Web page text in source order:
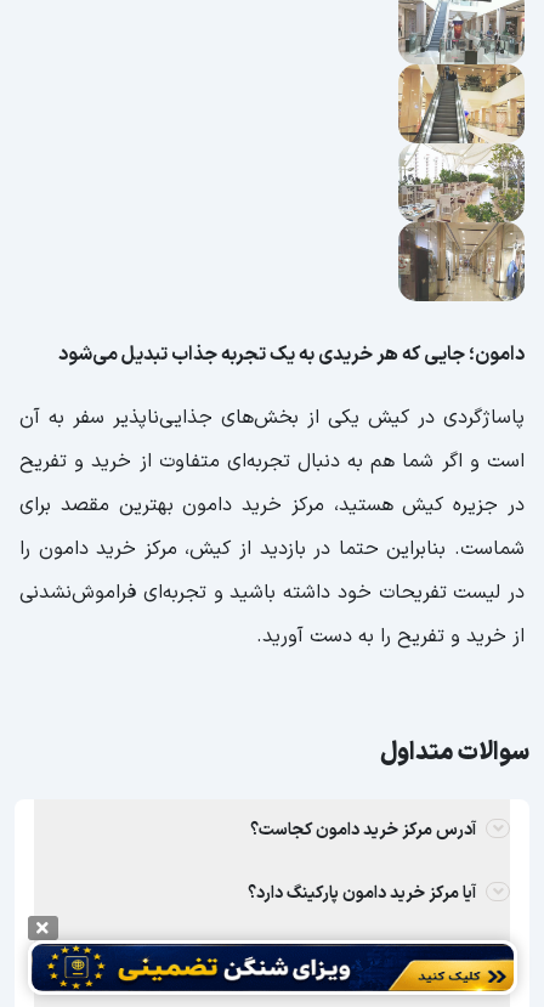
دامون؛ جایی که هر خریدی به یک تجربه جذاب تبدیل می‌شود
پاساژگردی در کیش یکی از بخش‌های جذایی‌ناپذیر سفر به آن
است و اگر شما هم به دنبال تجربه‌ای متفاوت از خرید و تفریح
در جزیره کیش هستید، مرکز خرید دامون بهترین مقصد برای
شماست. بنابراین حتما در بازدید از کیش، مرکز خرید دامون را
در لیست تفریحات خود داشته باشید و تجربه‌ای فراموش‌نشدنی
از خرید و تفریح را به دست آورید.
سوالات متداول
آدرس مرکز خرید دامون کجاست؟
آیا مرکز خرید دامون پارکینگ دارد؟
آیا مرکز خرید دامون دارای فروشگاه‌های برند دارد؟